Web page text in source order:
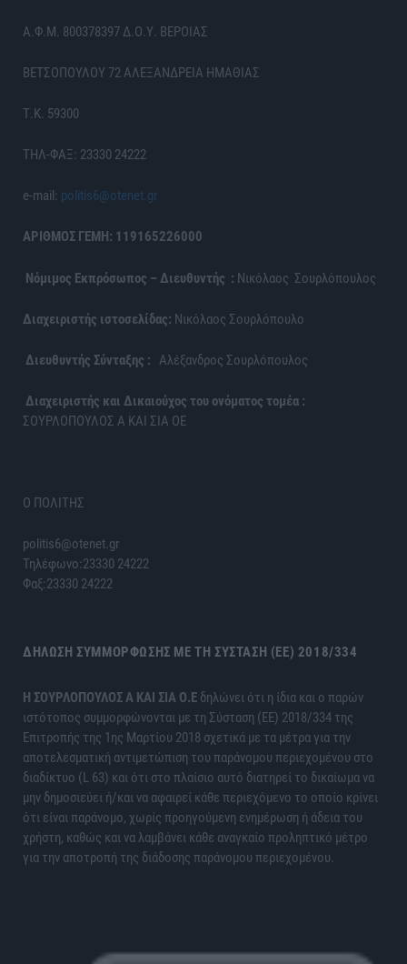
Α.Φ.Μ. 800378397 Δ.Ο.Υ. ΒΕΡΟΙΑΣ
ΒΕΤΣΟΠΟΥΛΟΥ 72 ΑΛΕΞΑΝΔΡΕΙΑ ΗΜΑΘΙΑΣ
Τ.Κ. 59300
ΤΗΛ-ΦΑΞ: 23330 24222
e-mail: politis6@otenet.gr
ΑΡΙΘΜΟΣ ΓΕΜΗ: 119165226000
Νόμιμος Εκπρόσωπος – Διευθυντής : Νικόλαος Σουρλόπουλος
Διαχειριστής ιστοσελίδας: Νικόλαος Σουρλόπουλο
Διευθυντής Σύνταξης : Αλέξανδρος Σουρλόπουλος
Διαχειριστής και Δικαιούχος του ονόματος τομέα :
ΣΟΥΡΛΟΠΟΥΛΟΣ Α ΚΑΙ ΣΙΑ ΟΕ
Ο ΠΟΛΙΤΗΣ
politis6@otenet.gr
Τηλέφωνο:23330 24222
Φαξ:23330 24222
ΔΉΛΩΣΗ ΣΥΜΜΌΡΦΩΣΗΣ ΜΕ ΤΗ ΣΎΣΤΑΣΗ (ΕΕ) 2018/334
H ΣΟΥΡΛΟΠΟΥΛΟΣ Α ΚΑΙ ΣΙΑ Ο.Ε δηλώνει ότι η ίδια και ο παρών
ιστότοπος συμμορφώνονται με τη Σύσταση (ΕΕ) 2018/334 της
Επιτροπής της 1ης Μαρτίου 2018 σχετικά με τα μέτρα για την
αποτελεσματική αντιμετώπιση του παράνομου περιεχομένου στο
διαδίκτυο (L 63) και ότι στο πλαίσιο αυτό διατηρεί το δικαίωμα να
μην δημοσιεύει ή/και να αφαιρεί κάθε περιεχόμενο το οποίο κρίνει
ότι είναι παράνομο, χωρίς προηγούμενη ενημέρωση ή άδεια του
χρήστη, καθώς και να λαμβάνει κάθε αναγκαίο προληπτικό μέτρο
για την αποτροπή της διάδοσης παράνομου περιεχομένου.